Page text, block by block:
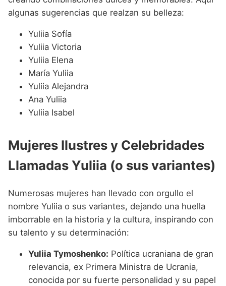
algunas sugerencias que realzan su belleza:
Yuliia Sofía
Yuliia Victoria
Yuliia Elena
María Yuliia
Yuliia Alejandra
Ana Yuliia
Yuliia Isabel
Mujeres Ilustres y Celebridades
Llamadas Yuliia (o sus variantes)
Numerosas mujeres han llevado con orgullo el
nombre Yuliia o sus variantes, dejando una huella
imborrable en la historia y la cultura, inspirando con
su talento y su determinación:
Yuliia Tymoshenko: Política ucraniana de gran
relevancia, ex Primera Ministra de Ucrania,
conocida por su fuerte personalidad y su papel